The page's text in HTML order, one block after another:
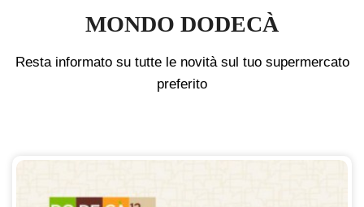
MONDO DODECÀ
Resta informato su tutte le novità sul tuo supermercato
preferito